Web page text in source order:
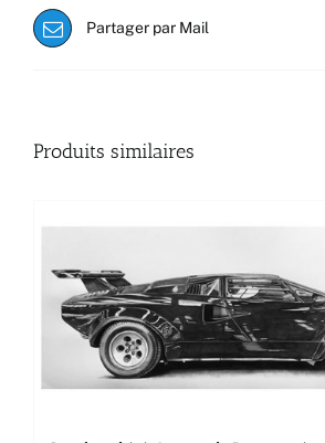
Partager par Mail
Produits similaires